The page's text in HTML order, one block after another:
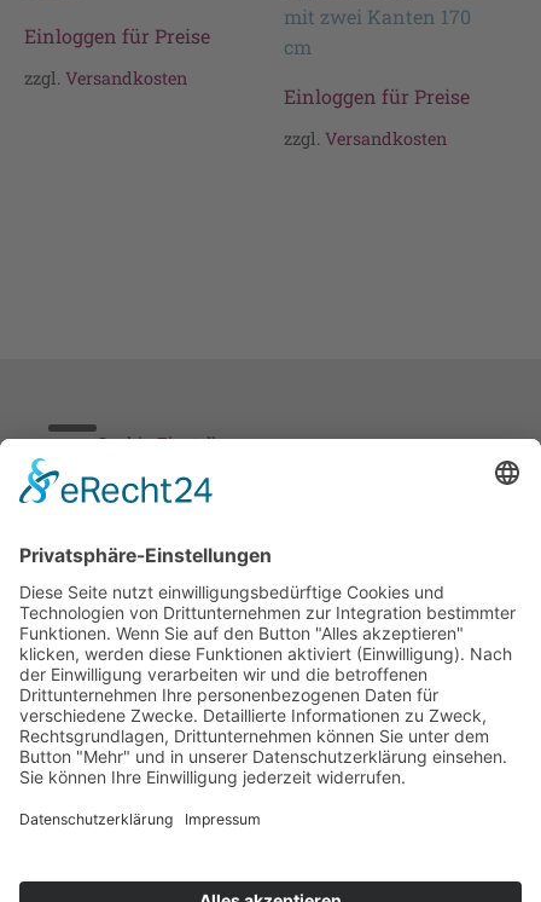
Einloggen für Preise
zzgl. Versandkosten
mit zwei Kanten 170
cm
Einloggen für Preise
zzgl.Versandkosten
Cookie-Einstellungen
Stickereien & Textilien GmbH| Alle Rechte vorbehalten